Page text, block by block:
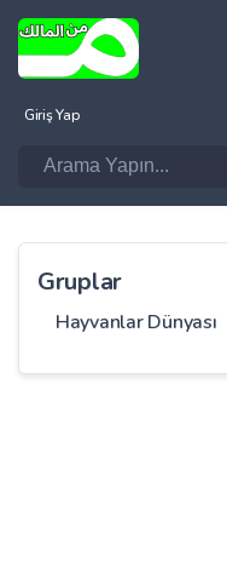
Giriş Yap
Gruplar
Hayvanlar Dünyası